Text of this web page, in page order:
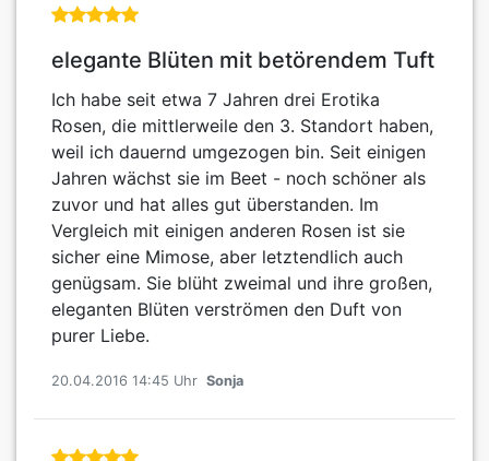
elegante Blüten mit betörendem Tuft
Ich habe seit etwa 7 Jahren drei Erotika
Rosen, die mittlerweile den 3. Standort haben,
weil ich dauernd umgezogen bin. Seit einigen
Jahren wächst sie im Beet - noch schöner als
zuvor und hat alles gut überstanden. Im
Vergleich mit einigen anderen Rosen ist sie
sicher eine Mimose, aber letztendlich auch
genügsam. Sie blüht zweimal und ihre großen,
eleganten Blüten verströmen den Duft von
purer Liebe.
20.04.2016 14:45 Uhr Sonja